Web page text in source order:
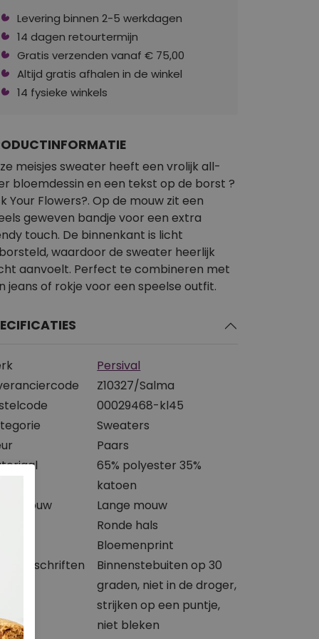
Levering binnen 2-5 werkdagen
14 dagen retourtermijn
Gratis verzenden vanaf € 75,00
Altijd gratis afhalen in de winkel
14 fysieke winkels
meisjes sweater heeft een vrolijk all-
bloemdessin en een tekst op de borst ?
Your Flowers?. Op de mouw zit een
geweven bandje voor een extra
touch. De binnenkant is licht
waardoor de sweater heerlijk
aanvoelt. Perfect te combineren met
jeans of rokje voor een speelse outfit.
Persival
Z10327/Salma
00029468-kl45
Sweaters
Paars
65% polyester 35%
katoen
mouw
Lange mouw
Ronde hals
Bloemenprint
Binnenstebuiten op 30
graden, niet in de droger,
strijken op een puntje,
niet bleken